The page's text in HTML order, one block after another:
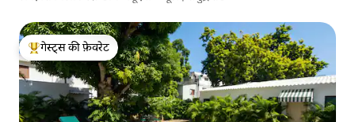
गेस्ट्स का टॉप फ़ेवरेट
गेस्ट्स की फ़ेवरेट